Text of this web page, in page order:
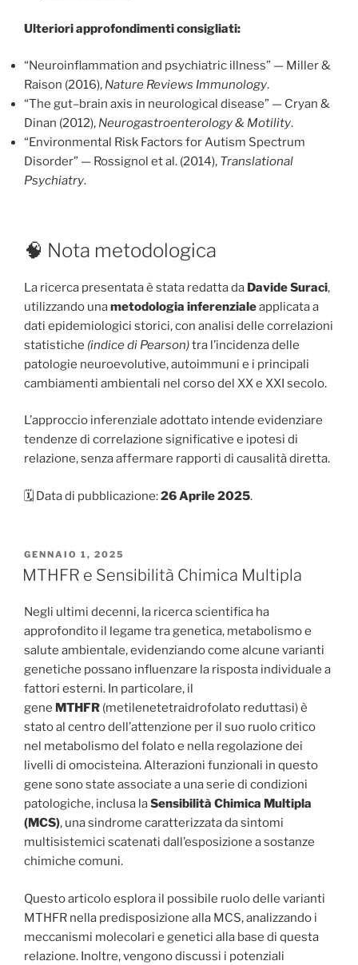
Ulteriori approfondimenti consigliati:
“Neuroinflammation and psychiatric illness” — Miller &
Raison (2016), Nature Reviews Immunology.
“The gut–brain axis in neurological disease” — Cryan &
Dinan (2012), Neurogastroenterology & Motility.
“Environmental Risk Factors for Autism Spectrum
Disorder” — Rossignol et al. (2014), Translational
Psychiatry.
🧠 Nota metodologica
La ricerca presentata è stata redatta da Davide Suraci,
utilizzando unametodologia inferenzialeapplicata a
dati epidemiologici storici, con analisi delle correlazioni
statistiche (indice di Pearson)tra l’incidenza delle
patologie neuroevolutive, autoimmuni e i principali
cambiamenti ambientali nel corso del XX e XXI secolo.
L’approccio inferenziale adottato intende evidenziare
tendenze di correlazione significative e ipotesi di
relazione, senza affermare rapporti di causalità diretta.
🗓️ Data di pubblicazione:26 Aprile 2025.
PUBBLICATO
IL
GENNAIO 1, 2025
MTHFR e Sensibilità Chimica Multipla
Negli ultimi decenni, la ricerca scientifica ha
approfondito il legame tra genetica, metabolismo e
salute ambientale, evidenziando come alcune varianti
genetiche possano influenzare la risposta individuale a
fattori esterni. In particolare, il
gene MTHFR (metilenetetraidrofolato reduttasi) è
stato al centro dell’attenzione per il suo ruolo critico
nel metabolismo del folato e nella regolazione dei
livelli di omocisteina. Alterazioni funzionali in questo
gene sono state associate a una serie di condizioni
patologiche, inclusa laSensibilità Chimica Multipla
(MCS), una sindrome caratterizzata da sintomi
multisistemici scatenati dall’esposizione a sostanze
chimiche comuni.
Questo articolo esplora il possibile ruolo delle varianti
MTHFR nella predisposizione alla MCS, analizzando i
meccanismi molecolari e genetici alla base di questa
relazione. Inoltre, vengono discussi i potenziali